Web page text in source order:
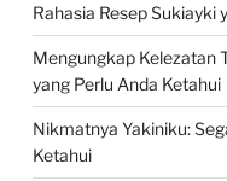
Rahasia Resep Sukiayki
Mengungkap Kelezatan
yang Perlu Anda Ketahui
Nikmatnya Yakiniku:
Ketahui